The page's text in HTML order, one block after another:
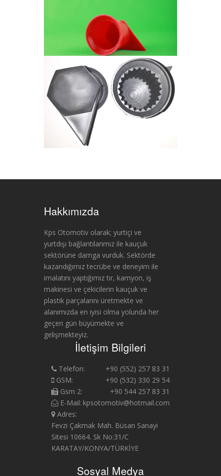
Hakkımızda
Kps Otomotiv olarak; yurtiçi ve
yurtdışı bağlantılarımız ile kauçuk
sektörüne damga vurduk. Sektörde
kazandığımız tecrübe ve deneyim ile
imalatını yaptığımız tır, kamyon, iş
makinesi ve çekicilerin kauçuk ve
plastik parçalarını üretmekte ve
alanımızda en iyisi olma yolunda her
geçen gün büyümekte ve
gelişmekteyiz.
İletişim Bilgileri
Telefon:
+90 (552) 257 83 31
GSM:
+90 (532) 330 29 54
Gsm 2:
+90 544 257 83 31
E-Mail: kpsotomotiv@hotmail.com
Adres:
Fevzi Çakmak Mah. Büsan Sanayi
Sitesi 10664. Sk No:31/C
KARATAY/KONYA/TÜRKİYE
Sosyal Medya